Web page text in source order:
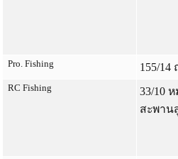
Pro. Fishing 155/14
RC Fishing
33/10
สะพาน